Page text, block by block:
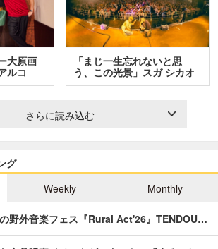
大原画
ルコ
「まじ一生忘れないと思
う、この光景」スガ シカオ
と…
さらに読み込む
グ
Weekly Monthly
野外音楽フェス『Rural Act'26』TENDOU…